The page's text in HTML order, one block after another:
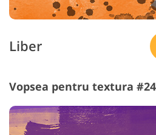
Liber
Vopsea pentru textura